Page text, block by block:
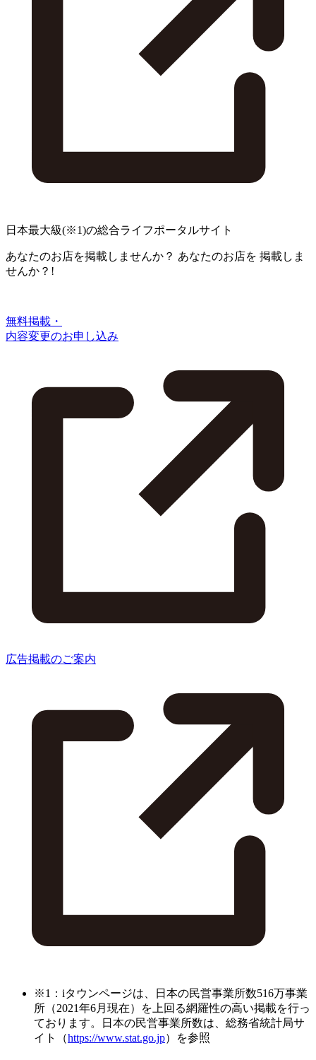
日本最大級(※1)の総合ライフポータルサイト
あなたのお店を掲載しませんか？ あなたのお店を 掲載しま
せんか？!
無料掲載・
内容変更のお申し込み
広告掲載のご案内
※1：iタウンページは、日本の民営事業所数516万事業
所（2021年6月現在）を上回る網羅性の高い掲載を行っ
ております。日本の民営事業所数は、総務省統計局サ
イト（https://www.stat.go.jp）を参照